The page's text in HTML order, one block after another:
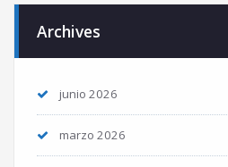
Archives
junio 2026
marzo 2026